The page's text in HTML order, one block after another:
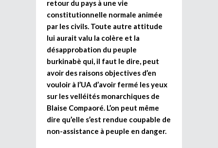
retour du pays à une vie
constitutionnelle normale animée
par les civils. Toute autre attitude
lui aurait valu la colère et la
désapprobation du peuple
burkinabè qui, il faut le dire, peut
avoir des raisons objectives d’en
vouloir à l’UA d’avoir fermé les yeux
sur les velléités monarchiques de
Blaise Compaoré. L’on peut même
dire qu’elle s’est rendue coupable de
non-assistance à peuple en danger.